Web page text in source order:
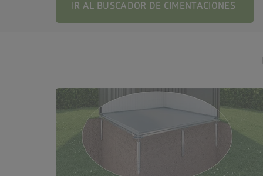
IR AL BUSCADOR DE CIMENTACIONES